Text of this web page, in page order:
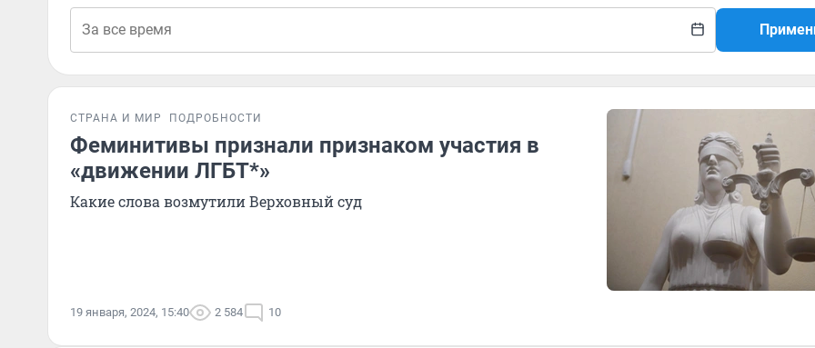
СТРАНА И МИР ПОДРОБНОСТИ
Феминитивы признали признаком участия в
«движении ЛГБТ*»
Какие слова возмутили Верховный суд
19 января, 2024, 15:40 2 584 10